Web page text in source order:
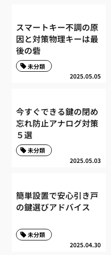
スマートキー不調の原
因と対策物理キーは最
後の砦
2025.05.05
未分類
今すぐできる鍵の閉め
忘れ防止アナログ対策
５選
2025.05.03
未分類
簡単設置で安心引き戸
の鍵選びアドバイス
2025.04.30
未分類